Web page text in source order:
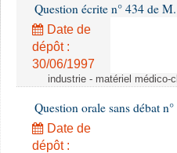
Question écrite n° 434 de
Date de
dépôt :
30/06/1997
industrie - matériel médico-
Question orale sans débat
Date de
dépôt :